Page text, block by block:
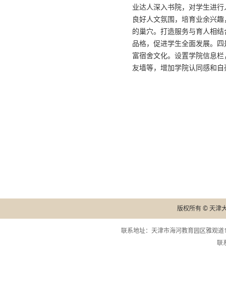
业达人深入书院，对学生进
良好人文氛围，培育业余兴
的巢穴。打造服务与育人相
品格，促进学生全面发展。
富宿舍文化。设置学院信息
友墙等，增加学院认同感和
版权所有 © 天津
联系地址：天津市海河教育园区雅观
联